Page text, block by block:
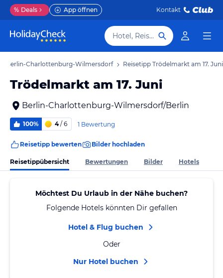
% Deals App öffnen Kontakt
Hotel, Reiseziel
Berlin-Charlottenburg-Wilmersdorf Reisetipp Trödelmarkt am 17. Juni
Trödelmarkt am 17. Juni
Berlin-Charlottenburg-Wilmersdorf/Berlin
100% 4/ 6 1 Bewertung
Reisetipp bewerten Bilder hochladen
Reisetippübersicht Bewertungen Bilder Hotels
Möchtest Du Urlaub in der Nähe buchen?
Folgende Hotels könnten Dir gefallen
Hotel & Flug buchen
Oder
Nur Hotel buchen